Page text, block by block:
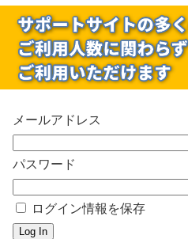
メールアドレス
パスワード
ログイン情報を保存